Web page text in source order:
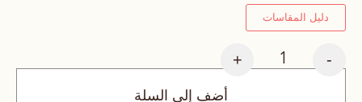
دليل المقاسات
-
+
أضف إلى السلة